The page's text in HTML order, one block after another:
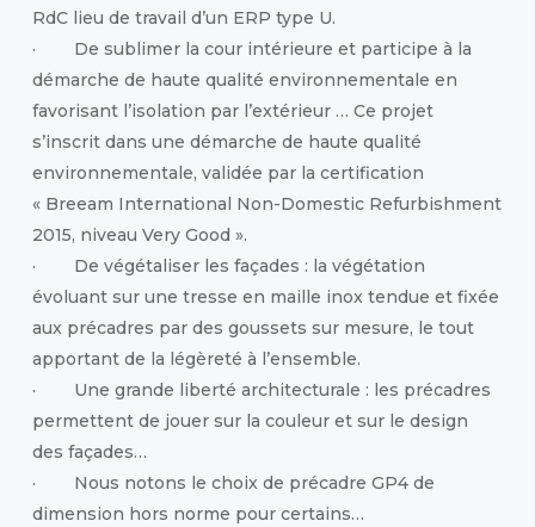
RdC lieu de travail d’un ERP type U.
· De sublimer la cour intérieure et participe à la
démarche de haute qualité environnementale en
favorisant l’isolation par l’extérieur … Ce projet
s’inscrit dans une démarche de haute qualité
environnementale, validée par la certification
« Breeam International Non-Domestic Refurbishment
2015, niveau Very Good ».
· De végétaliser les façades : la végétation
évoluant sur une tresse en maille inox tendue et fixée
aux précadres par des goussets sur mesure, le tout
apportant de la légèreté à l’ensemble.
· Une grande liberté architecturale : les précadres
permettent de jouer sur la couleur et sur le design
des façades…
· Nous notons le choix de précadre GP4 de
dimension hors norme pour certains…